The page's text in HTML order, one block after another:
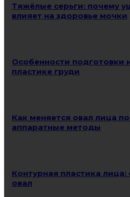
Тяжёлые серьги: почему
влияет на здоровье мочки
Особенности подготовки
пластике груди
Как меняется овал лица
аппаратные методы
Контурная пластика
овал